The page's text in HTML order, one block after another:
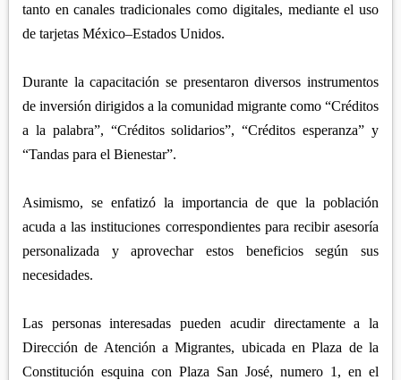
tanto en canales tradicionales como digitales, mediante el uso
de tarjetas México–Estados Unidos.
Durante la capacitación se presentaron diversos instrumentos
de inversión dirigidos a la comunidad migrante como “Créditos
a la palabra”, “Créditos solidarios”, “Créditos esperanza” y
“Tandas para el Bienestar”.
Asimismo, se enfatizó la importancia de que la población
acuda a las instituciones correspondientes para recibir asesoría
personalizada y aprovechar estos beneficios según sus
necesidades.
Las personas interesadas pueden acudir directamente a la
Dirección de Atención a Migrantes, ubicada en Plaza de la
Constitución esquina con Plaza San José, numero 1, en el